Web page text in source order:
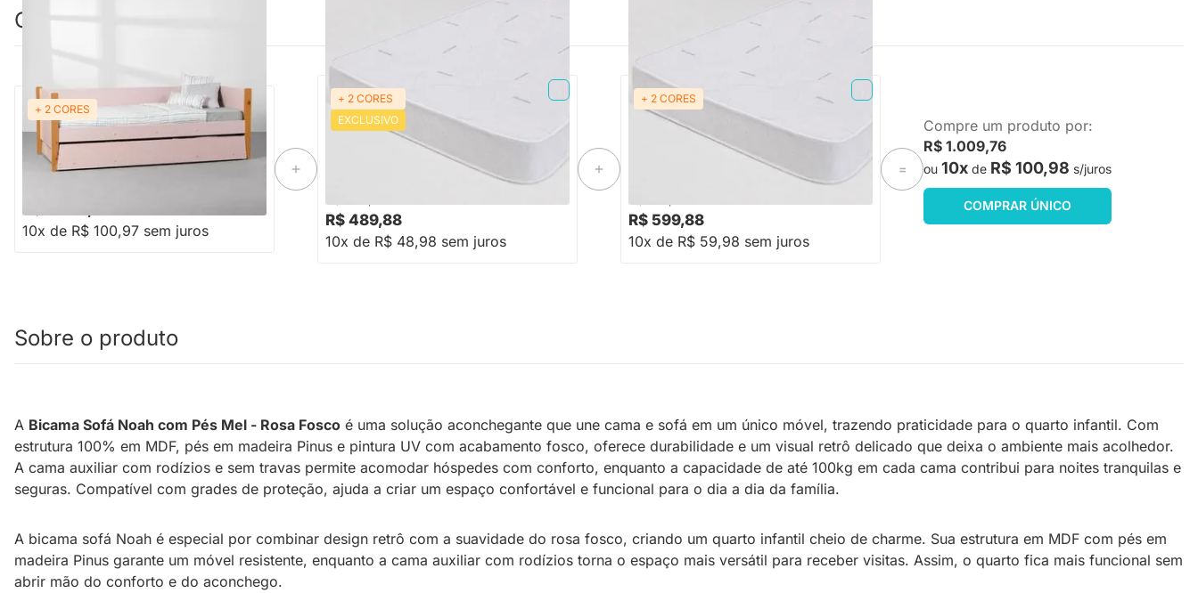
Combinação perfeita
+ 2 CORES
Bicama Sofá Noah com Pés Mel - Rosa
Fosco
10x de R$ 100,97 sem juros
+ 2 CORES
EXCLUSIVO
PRONTA ENTREGA
Colchão de Espuma Plummi Solteiro
88cmx1,88mx12cm D23
R$ 489,88
10x de R$ 48,98 sem juros
+ 2 CORES PRONTA ENTREGA
Colchão de Espuma Plummi Solteiro
88cmx1,88mx14cm D28
R$ 599,88
10x de R$ 59,98 sem juros
=
Compre um produto por:
R$ 1.009,76
ou 10x de R$ 100,98 s/juros
COMPRAR ÚNICO
Sobre o produto
A Bicama Sofá Noah com Pés Mel - Rosa Fosco é uma solução aconchegante que une cama e sofá em um único móvel, trazendo praticidade para o quarto infantil. Com
estrutura 100% em MDF, pés em madeira Pinus e pintura UV com acabamento fosco, oferece durabilidade e um visual retrô delicado que deixa o ambiente mais acolhedor.
A cama auxiliar com rodízios e sem travas permite acomodar hóspedes com conforto, enquanto a capacidade de até 100kg em cada cama contribui para noites tranquilas e
seguras. Compatível com grades de proteção, ajuda a criar um espaço confortável e funcional para o dia a dia da família.
A bicama sofá Noah é especial por combinar design retrô com a suavidade do rosa fosco, criando um quarto infantil cheio de charme. Sua estrutura em MDF com pés em
madeira Pinus garante um móvel resistente, enquanto a cama auxiliar com rodízios torna o espaço mais versátil para receber visitas. Assim, o quarto fica mais funcional sem
abrir mão do conforto e do aconchego.